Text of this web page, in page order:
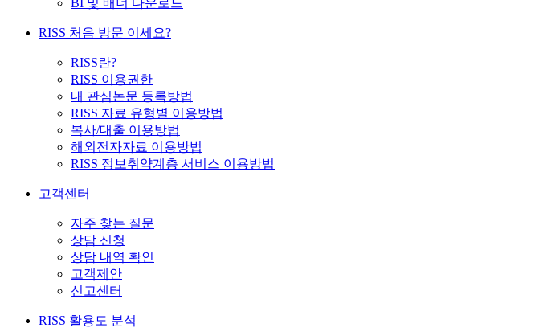
BI 및 배너 다운로드
RISS 처음 방문 이세요?
RISS란?
RISS 이용권한
내 관심논문 등록방법
RISS 자료 유형별 이용방법
복사/대출 이용방법
해외전자자료 이용방법
RISS 정보취약계층 서비스 이용방법
고객센터
자주 찾는 질문
상담 신청
상담 내역 확인
고객제안
신고센터
RISS 활용도 분석